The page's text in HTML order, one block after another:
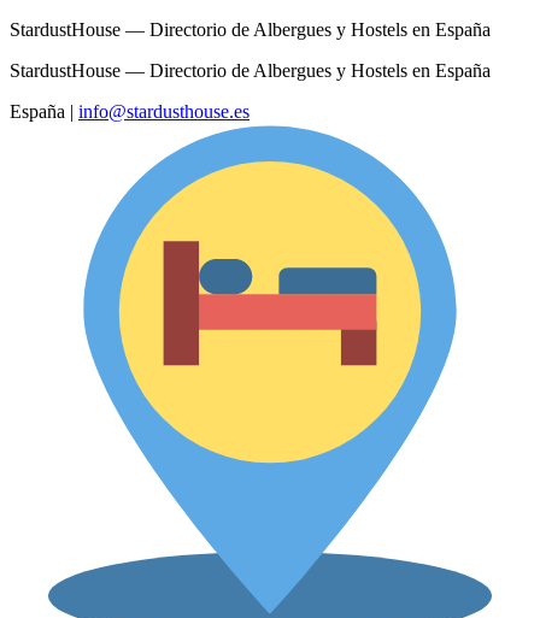
StardustHouse — Directorio de Albergues y Hostels en España
StardustHouse — Directorio de Albergues y Hostels en España
España | info@stardusthouse.es